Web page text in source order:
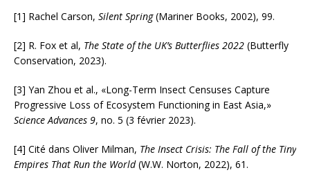
[1] Rachel Carson, Silent Spring(Mariner Books, 2002), 99.
[2] R. Fox et al, The State of the UK’s Butterflies 2022 (Butterfly
Conservation, 2023).
[3] Yan Zhou et al., «Long-Term Insect Censuses Capture
Progressive Loss of Ecosystem Functioning in East Asia,»
Science Advances 9, no. 5 (3 février 2023).
[4] Cité dans Oliver Milman, The Insect Crisis: The Fall of the Tiny
Empires That Run the World(W.W. Norton, 2022), 61.